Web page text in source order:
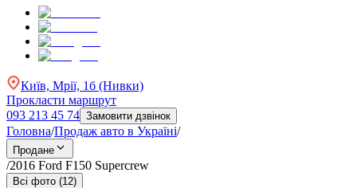
Київ, Мрії, 1б (Нивки)
Прокласти маршрут
093 213 45 74 Замовити дзвінок
Головна/Продаж авто в Україні/
Продане
/2016 Ford F150 Supercrew
Всі фото (12)